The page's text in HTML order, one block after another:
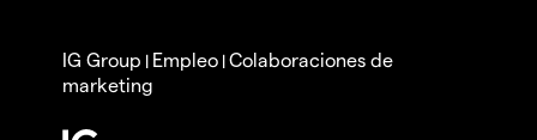
IG Group | Empleo |Colaboraciones de
marketing